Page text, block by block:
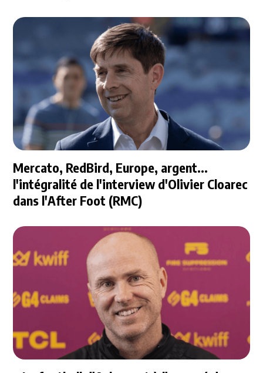
Mercato, RedBird, Europe, argent...
l'intégralité de l'interview d'Olivier Cloarec
dans l'After Foot (RMC)